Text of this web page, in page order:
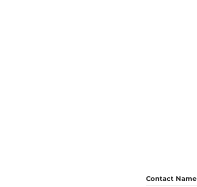
Contact Name